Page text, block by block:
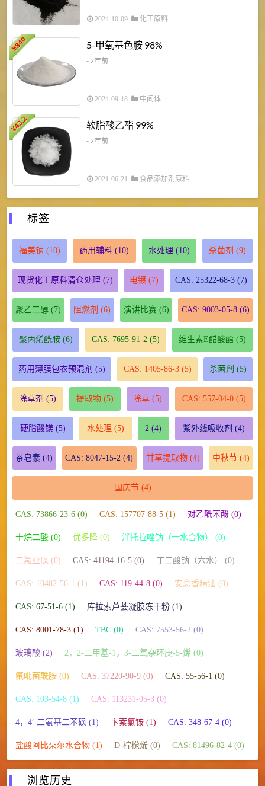
2024-10-09 化工原料
¥
840 5-甲氧基色胺 98%
- 2年前
2024-09-18 中间体
¥
43.2 软脂酸乙酯 99%
- 2年前
2021-06-21 食品添加剂原料
标签
福美钠 (10) 药用辅料 (10) 水处理 (10) 杀菌剂 (9)
现货化工原料清仓处理 (7) 电镀 (7) CAS: 25322-68-3 (7)
聚乙二醇 (7) 阻燃剂 (6) 演讲比赛(6) CAS: 9003-05-8(6)
聚丙烯酰胺(6) CAS: 7695-91-2 (5) 维生素E醋酸酯 (5)
药用薄膜包衣预混剂 (5) CAS: 1405-86-3(5) 杀菌剂 (5)
除草剂 (5) 提取物(5) 除草 (5) CAS: 557-04-0(5)
硬脂酸镁(5) 水处理 (5) 2 (4) 紫外线吸收剂 (4)
茶皂素 (4) CAS: 8047-15-2 (4) 甘草提取物(4) 中秋节(4)
国庆节(4)
CAS: 73866-23-6 (0) CAS: 157707-88-5 (1) 对乙酰苯酚 (0)
十烷二酸 (0) 优多降 (0) 泮托拉唑钠（一水合物） (0)
二氯亚砜 (0) CAS: 41194-16-5 (0) 丁二酸钠（六水） (0)
CAS: 10482-56-1 (1) CAS: 119-44-8 (0) 安息香精油 (0)
CAS: 67-51-6 (1) 库拉索芦荟凝胶冻干粉 (1)
CAS: 8001-78-3 (1) TBC (0) CAS: 7553-56-2 (0)
玻璃酸 (2) 2，2-二甲基-1，3-二氧杂环庚-5-烯 (0)
氟吡菌酰胺 (0) CAS: 37220-90-9 (0) CAS: 55-56-1 (0)
CAS: 103-54-8 (1) CAS: 113231-05-3 (0)
4，4′-二氨基二苯砜 (1) 卞索氯铵 (1) CAS: 348-67-4 (0)
盐酸阿比朵尔水合物 (1) D-柠檬烯 (0) CAS: 81496-82-4 (0)
浏览历史